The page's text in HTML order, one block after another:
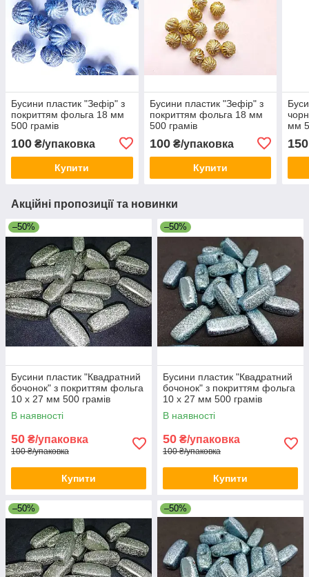
Бусини пластик "Зефір" з
покриттям фольга 18 мм
500 грамів
100 ₴/упаковка
Купити
Бусини пластик "Зефір" з
покриттям фольга 18 мм
500 грамів
100₴/упаковка
Купити
мм
150
Акційні пропозиції та новинки
–50%
Бусини пластик "Квадратний
бочонок" з покриттям фольга
10 х 27 мм 500 грамів
В наявності
50 ₴/упаковка
100 ₴/упаковка
Купити
–50%
Бусини пластик "Квадратний
бочонок" з покриттям фольга
10 х 27 мм 500 грамів
В наявності
50 ₴/упаковка
100 ₴/упаковка
Купити
–50% –50%